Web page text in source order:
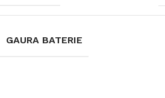
GAURA BATERIE